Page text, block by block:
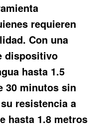
requieren
Con una
dispositivo
hasta 1.5
30 minutos sin
resistencia a
hasta 1.8 metros